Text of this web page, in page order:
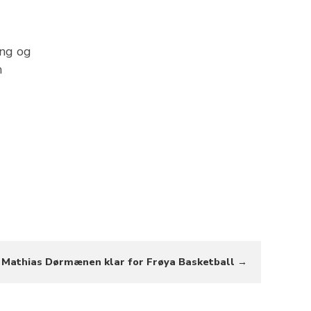
og
Mathias Dørmænen klar for Frøya Basketball →